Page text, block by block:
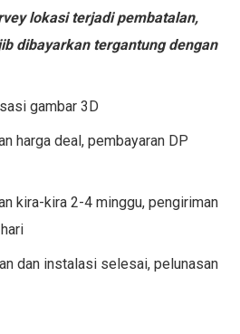
lokasi terjadi pembatalan,
dibayarkan tergantung dengan
gambar 3D
harga deal, pembayaran DP
kira-kira 2-4 minggu, pengiriman
dan instalasi selesai, pelunasan